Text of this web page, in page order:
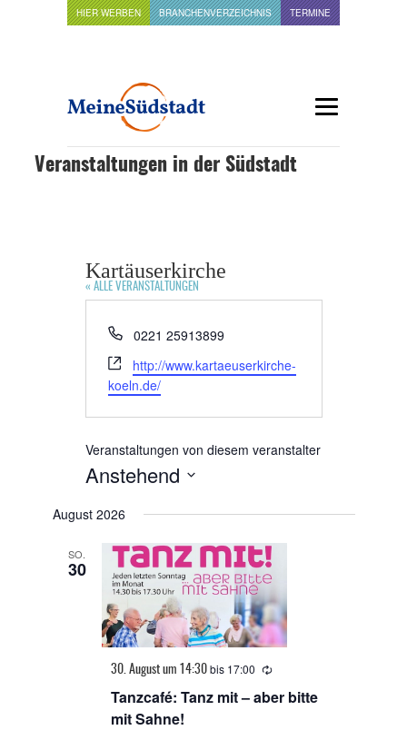
HIER WERBEN BRANCHENVERZEICHNIS TERMINE
Veranstaltungen in der Südstadt
Kartäuserkirche
« ALLE VERANSTALTUNGEN
Telefon
0221 25913899
Webseite
http://www.kartaeuserkirche-
koeln.de/
Veranstaltungen von diesem veranstalter
Anstehend
wählen.
August 2026
SO.
30
Tanzcafé: Tanz mit – aber bitte
mit Sahne!
30. August um 14:30bis 17:00 Wiederholung